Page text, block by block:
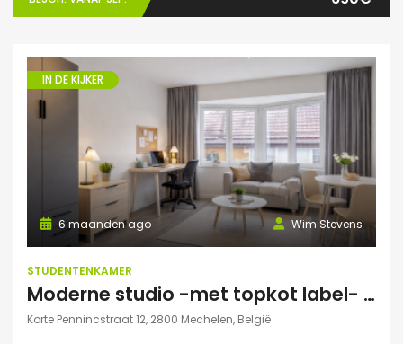
IN DE KIJKER
Wim Stevens
6 maanden ago
STUDENTENKAMER
Moderne studio -met topkot label- te huur gelegen in hartje Mechelen
Korte Pennincstraat 12, 2800 Mechelen, België